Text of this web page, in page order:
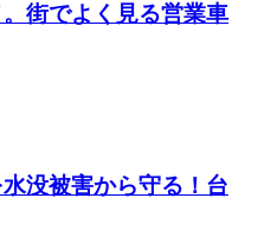
街でよく見る営業車
没被害から守る！台